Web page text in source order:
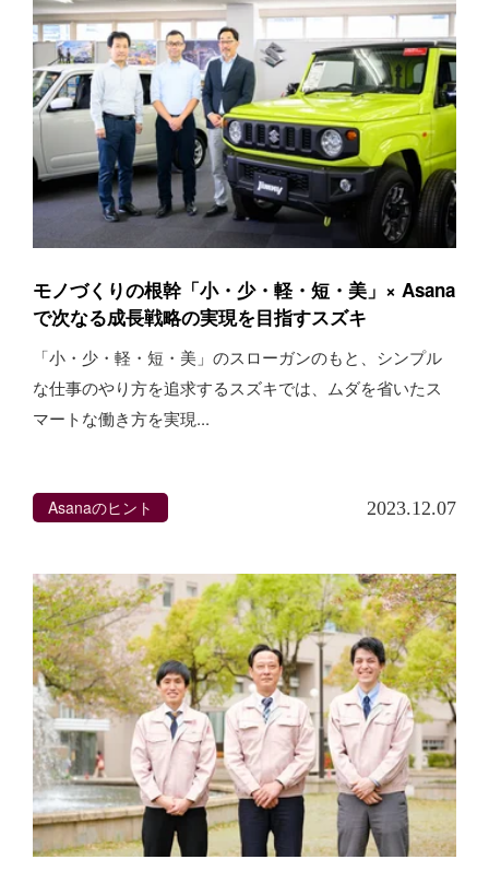
モノづくりの根幹「小・少・軽・短・美」× Asana
で次なる成長戦略の実現を目指すスズキ
「小・少・軽・短・美」のスローガンのもと、シンプル
な仕事のやり方を追求するスズキでは、ムダを省いたス
マートな働き方を実現...
Asanaのヒント 2023.12.07